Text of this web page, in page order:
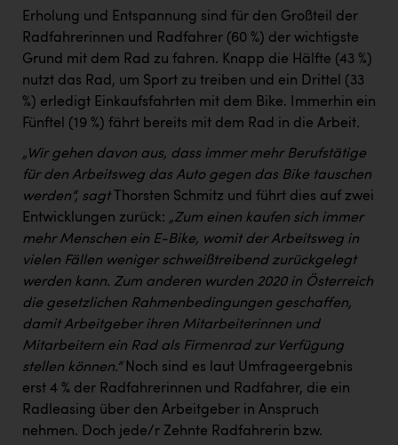
Erholung und Entspannung sind für den Großteil der
Radfahrerinnen und Radfahrer (60 %) der wichtigste
Grund mit dem Rad zu fahren. Knapp die Hälfte (43 %)
nutzt das Rad, um Sport zu treiben und ein Drittel (33
%) erledigt Einkaufsfahrten mit dem Bike. Immerhin ein
Fünftel (19 %) fährt bereits mit dem Rad in die Arbeit.
„Wir gehen davon aus, dass immer mehr Berufstätige
für den Arbeitsweg das Auto gegen das Bike tauschen
werden“, sagt
Thorsten Schmitz und führt dies auf zwei
Entwicklungen zurück: „Zum einen kaufen sich immer
mehr Menschen ein E-Bike, womit der Arbeitsweg in
vielen Fällen weniger schweißtreibend zurückgelegt
werden kann. Zum anderen wurden 2020 in Österreich
die gesetzlichen Rahmenbedingungen geschaffen,
damit Arbeitgeber ihren Mitarbeiterinnen und
Mitarbeitern ein Rad als Firmenrad zur Verfügung
stellen können.“ Noch sind es laut Umfrageergebnis
erst 4 % der Radfahrerinnen und Radfahrer, die ein
Radleasing über den Arbeitgeber in Anspruch
nehmen. Doch jede/r Zehnte Radfahrerin bzw.